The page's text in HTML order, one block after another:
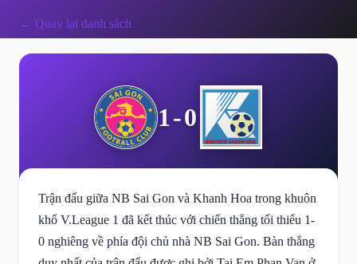
← Quay lại danh sách
1-0
Trận đấu giữa NB Sai Gon và Khanh Hoa trong khuôn
khổ V.League 1 đã kết thúc với chiến thắng tối thiểu 1-
0 nghiêng về phía đội chủ nhà NB Sai Gon. Bàn thắng